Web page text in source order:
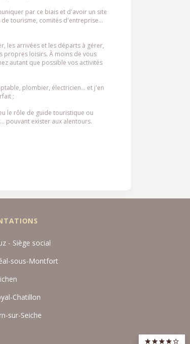
par ce biais et d'avoir un site
de tourisme, comités d'entreprise…
les arrivées et les départs à gérer,
propres loisirs. À moins de vous
autant que possible vos activités
plombier, électricien… et j'en
;
le rôle de guide touristique ou
pouvant exister aux alentours.
- Siège social
sous-Montfort
Chatillon
sur-Seiche